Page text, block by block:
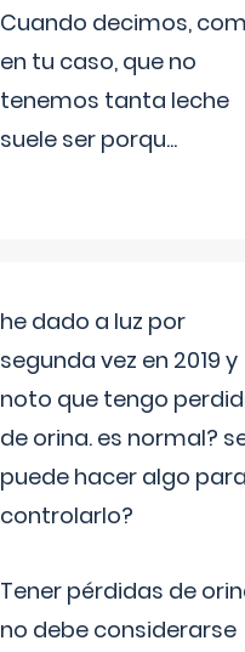
Cuando decimos,
en tu caso, que no
tenemos tanta leche
suele ser porqu...
he dado a luz por
segunda vez en 2019 y
noto que tengo
de orina. es normal?
puede hacer algo para
controlarlo?
Tener pérdidas de
no debe considerarse